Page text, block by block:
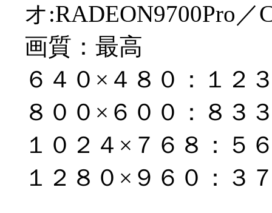
オ:RADEON9700Pro／
画質：最高
６４０×４８０：１２
８００×６００：８３
１０２４×７６８：５
１２８０×９６０：３